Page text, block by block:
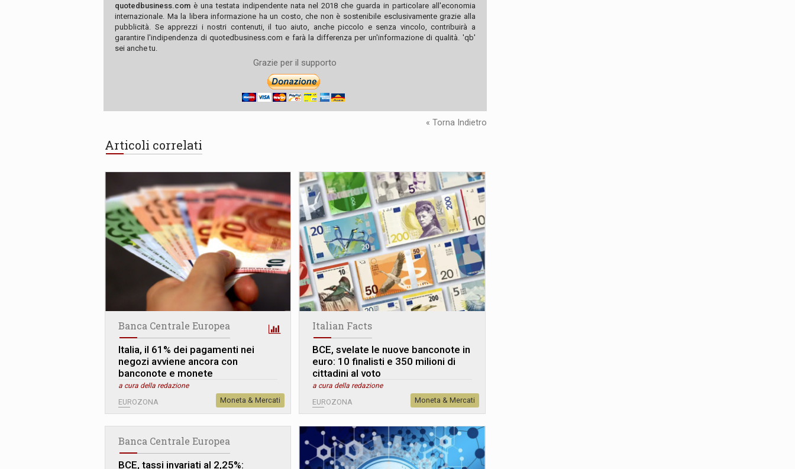
quotedbusiness.com è una testata indipendente nata nel 2018 che guarda in particolare all'economia
internazionale. Ma la libera informazione ha un costo, che non è sostenibile esclusivamente grazie alla
pubblicità. Se apprezzi i nostri contenuti, il tuo aiuto, anche piccolo e senza vincolo, contribuirà a
garantire l'indipendenza di quotedbusiness.com e farà la differenza per un'informazione di qualità. 'qb'
sei anche tu.
Grazie per il supporto
« Torna Indietro
Articoli correlati
Banca Centrale Europea
Italia, il 61% dei pagamenti nei
negozi avviene ancora con
banconote e monete
a cura della redazione
EUROZONA Moneta & Mercati
Italian Facts
BCE, svelate le nuove banconote in
euro: 10 finalisti e 350 milioni di
cittadini al voto
a cura della redazione
EUROZONA Moneta & Mercati
Banca Centrale Europea
BCE, tassi invariati al 2,25%: